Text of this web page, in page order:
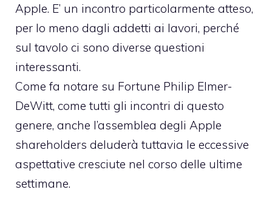
Apple. E’ un incontro particolarmente atteso,
per lo meno dagli addetti ai lavori, perché
sul tavolo ci sono diverse questioni
interessanti.
Come fa notare su Fortune Philip Elmer-
DeWitt, come tutti gli incontri di questo
genere, anche l’assemblea degli Apple
shareholders deluderà tuttavia le eccessive
aspettative cresciute nel corso delle ultime
settimane.